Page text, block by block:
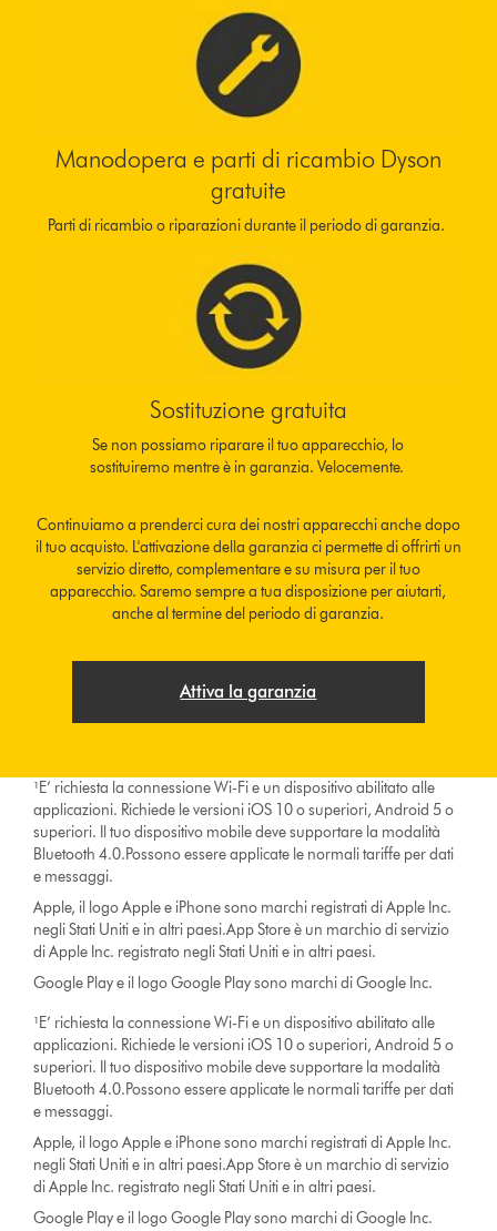
Manodopera e parti di ricambio Dyson
gratuite
Parti di ricambio o riparazioni durante il periodo di garanzia.
Sostituzione gratuita
Se non possiamo riparare il tuo apparecchio, lo
sostituiremo mentre è in garanzia. Velocemente.
Continuiamo a prenderci cura dei nostri apparecchi anche dopo
il tuo acquisto. L'attivazione della garanzia ci permette di offrirti un
servizio diretto, complementare e su misura per il tuo
apparecchio. Saremo sempre a tua disposizione per aiutarti,
anche al termine del periodo di garanzia.
Attiva la garanzia
¹E’ richiesta la connessione Wi-Fi e un dispositivo abilitato alle
applicazioni. Richiede le versioni iOS 10 o superiori, Android 5 o
superiori. Il tuo dispositivo mobile deve supportare la modalità
Bluetooth 4.0.Possono essere applicate le normali tariffe per dati
e messaggi.
Apple, il logo Apple e iPhone sono marchi registrati di Apple Inc.
negli Stati Uniti e in altri paesi.App Store è un marchio di servizio
di Apple Inc. registrato negli Stati Uniti e in altri paesi.
Google Play e il logo Google Play sono marchi di Google Inc.
¹E’ richiesta la connessione Wi-Fi e un dispositivo abilitato alle
applicazioni. Richiede le versioni iOS 10 o superiori, Android 5 o
superiori. Il tuo dispositivo mobile deve supportare la modalità
Bluetooth 4.0.Possono essere applicate le normali tariffe per dati
e messaggi.
Apple, il logo Apple e iPhone sono marchi registrati di Apple Inc.
negli Stati Uniti e in altri paesi.App Store è un marchio di servizio
di Apple Inc. registrato negli Stati Uniti e in altri paesi.
Google Play e il logo Google Play sono marchi di Google Inc.